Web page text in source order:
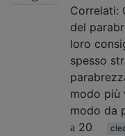
Correlati:
del
loro
spesso
modo più
modo da
20